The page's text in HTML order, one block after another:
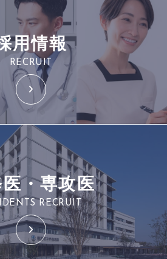
用情報
RECRUIT
・専攻医
RECRUIT